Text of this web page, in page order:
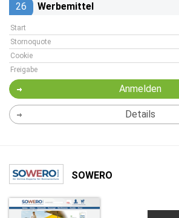
26 Werbemittel
Start
Stornoquote
Cookie
Freigabe
Anmelden
Details
SOWERO